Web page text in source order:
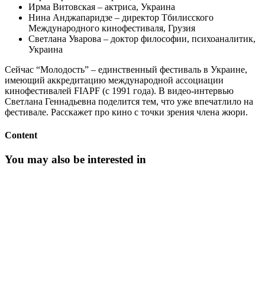
Ирма Витовская – актриса, Украина
Нина Анджапаридзе – директор Тбилисского
Международного кинофестиваля, Грузия
Светлана Уварова – доктор философии, психоаналитик,
Украина
Сейчас “Молодость” – единственный фестиваль в Украине,
имеющий аккредитацию международной ассоциации
кинофестивалей FIAPF (с 1991 года). В видео-интервью
Светлана Геннадьевна поделится тем, что уже впечатлило на
фестивале. Расскажет про кино с точки зрения члена жюри.
Content
You may also be interested in